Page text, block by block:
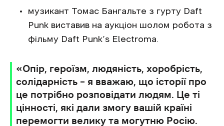
музикант Томас Бангальте з гурту Daft
Punk виставив на аукціон шолом робота з
фільму Daft Punk’s Electroma.
«Опір, героїзм, людяність, хоробрість,
солідарність – я вважаю, що історії про
це потрібно розповідати людям. Це ті
цінності, які дали змогу вашій країні
перемогти велику та могутню Росію.